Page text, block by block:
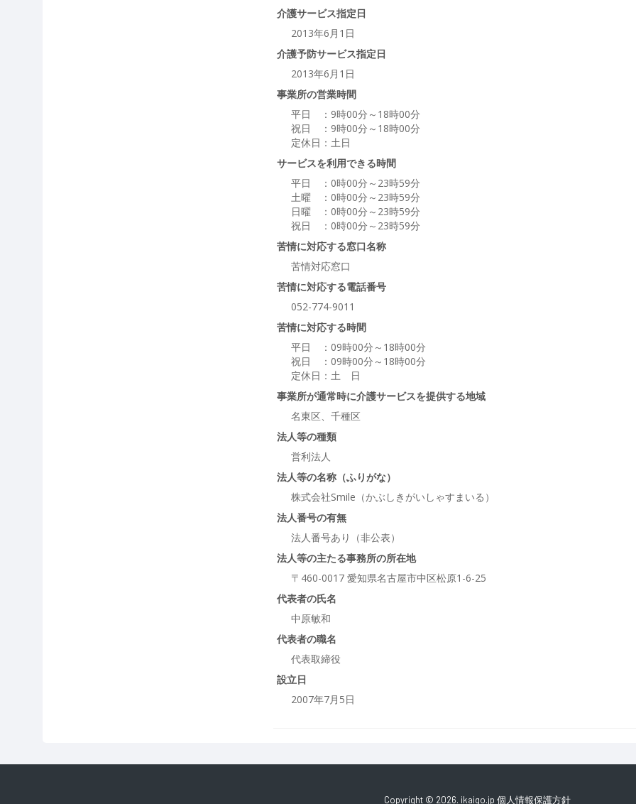
介護サービス指定日
2013年6月1日
介護予防サービス指定日
2013年6月1日
事業所の営業時間
平日 ：9時00分～18時00分
祝日 ：9時00分～18時00分
定休日：土日
サービスを利用できる時間
平日 ：0時00分～23時59分
土曜 ：0時00分～23時59分
日曜 ：0時00分～23時59分
祝日 ：0時00分～23時59分
苦情に対応する窓口名称
苦情対応窓口
苦情に対応する電話番号
052-774-9011
苦情に対応する時間
平日 ：09時00分～18時00分
祝日 ：09時00分～18時00分
定休日：土 日
事業所が通常時に介護サービスを提供する地域
名東区、千種区
法人等の種類
営利法人
法人等の名称（ふりがな）
株式会社Smile（かぶしきがいしゃすまいる）
法人番号の有無
法人番号あり（非公表）
法人等の主たる事務所の所在地
〒460-0017 愛知県名古屋市中区松原1-6-25
代表者の氏名
中原敏和
代表者の職名
代表取締役
設立日
2007年7月5日
Copyright © 2026. ikaigo.jp 個人情報保護方針